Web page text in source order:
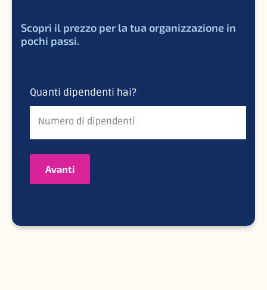
Scopri il prezzo per la tua organizzazione in
pochi passi.
Quanti dipendenti hai?
Avanti